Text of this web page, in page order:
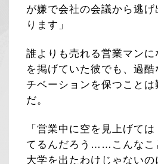
が嫌で会社の会議から逃
ります」
誰よりも売れる営業マン
を掲げていた彼でも、過
チベーションを保つことは
だ。
「営業中に空を見上げて
てるんだろう……こんなこ
大学を出たわけじゃない